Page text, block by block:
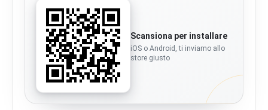
Scansiona per installare
iOS o Android, ti inviamo allo
store giusto